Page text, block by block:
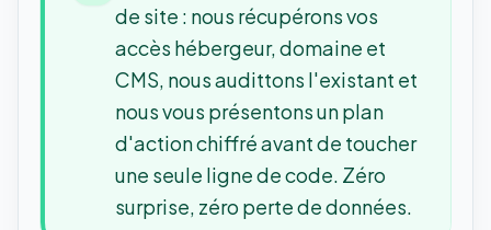
de site : nous récupérons vos
accès hébergeur, domaine et
CMS, nous audittons l'existant et
nous vous présentons un plan
d'action chiffré avant de toucher
une seule ligne de code. Zéro
surprise, zéro perte de données.